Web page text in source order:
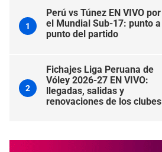
1
Perú vs Túnez EN VIVO por
el Mundial Sub-17: punto a
punto del partido
2
Fichajes Liga Peruana de
Vóley 2026-27 EN VIVO:
llegadas, salidas y
renovaciones de los clubes